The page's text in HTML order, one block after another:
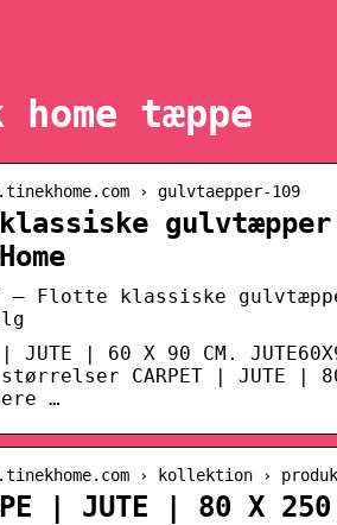
tæppe
› gulvtaepper-109
– Flotte klassiske
| JUTE | 60 X 90 CM.
CARPET | JUTE
…
› kollektion ›
| JUTE | 80 X 250